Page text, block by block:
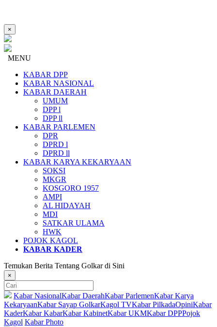
×
MENU
KABAR DPP
KABAR NASIONAL
KABAR DAERAH
UMUM
DPP l
DPP ll
KABAR PARLEMEN
DPR
DPRD l
DPRD ll
KABAR KARYA KEKARYAAN
SOKSI
MKGR
KOSGORO 1957
AMPI
AL HIDAYAH
MDI
SATKAR ULAMA
HWK
POJOK KAGOL
KABAR KADER
Temukan Berita Tentang Golkar di Sini
×
Kabar NasionalKabar DaerahKabar ParlemenKabar Karya
KekaryaanKabar Sayap GolkarKagol TVKabar PilkadaOpiniKabar
KaderKabar KabarKabar KabinetKabar UKMKabar DPPPojok
Kagol Kabar Photo